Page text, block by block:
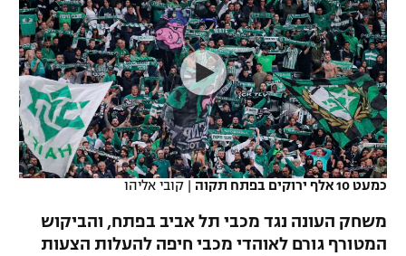
VOD
רץ ברשת
תוצאות
לוח שידורים
נבחרת ישראל
מכבי חיפה
בית"ר ירושלים
מכבי תל אביב
הפועל תל אביב
הפועל חיפה
ליגה ספרדית
ליגה איטלקית
ליגה צרפתית
ליגה הולנדית
ליגה טורקית
כדורסל נשים
מכבי תל אביב
הפועל חולון
הפועל ירושלים
דני אבדיה
יורוליג
יורוקאפ
טניס
כדוריד
כדורעף
שחייה
ג'ודו
כמעט 10 אלף ירוקים בפתח תקוה | קובי אליהו
משחק העונה נגד מכבי תל אביב בפתח, והביקוש
המטורף גורם לאוהדי מכבי חיפה להעלות הצעות